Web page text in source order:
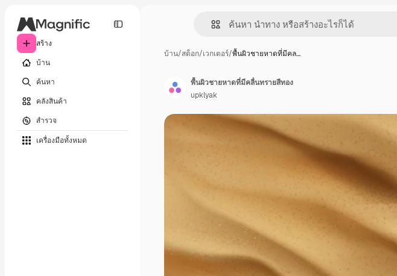
สร้าง
บ้าน
ค้นหา
คลังสินค้า
สำรวจ
เครื่องมือทั้งหมด
บ้าน/สต็อก/เวกเตอร์/พื้นผิวชายหาดที่มีคล…
พื้นผิวชายหาดที่มีคลื่นทรายสีทอง
upklyak